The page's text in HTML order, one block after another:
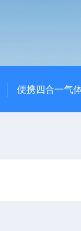
便携四合一气